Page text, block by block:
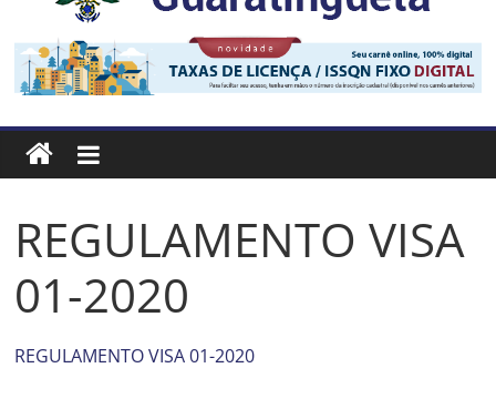
Guaratinguetá realizará ação de vacinação contra a Febre
Amarela na região da Rocinha
Prefeitura
Estância
Turística
Guaratinguetá
Prefeitura
Estância
Guaratinguetá
REGULAMENTO VISA
01-2020
REGULAMENTO VISA 01-2020